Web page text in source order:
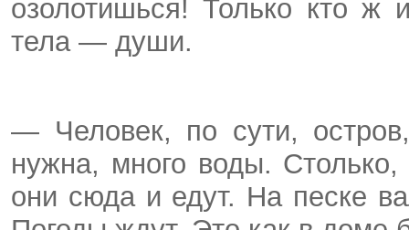
озолотишься! Только кто ж
тела — души.
— Человек, по сути,
нужна, много воды.
они сюда и едут. На песке